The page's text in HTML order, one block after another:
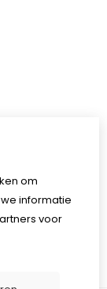
om
informatie
voor